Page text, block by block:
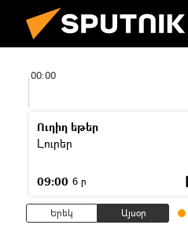
00:00
Ուղիղ եթեր
Լուրեր
09:00 6 ր
Երեկ Այսօր